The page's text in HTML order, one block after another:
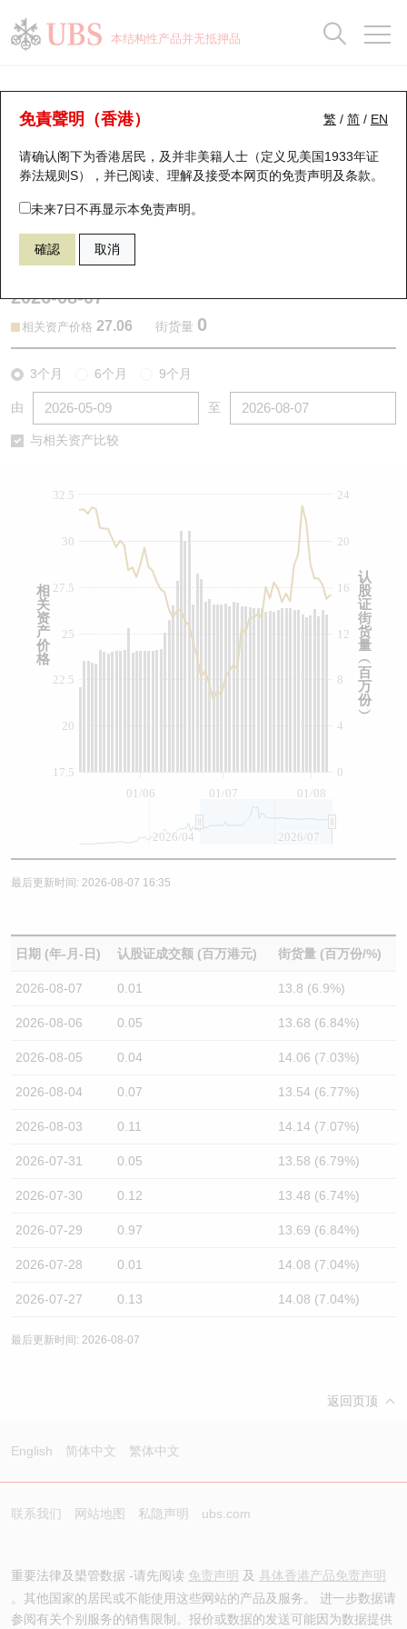
本结构性产品并无抵押品
繁 / 简 / EN
免責聲明（香港）
请确认阁下为香港居民，及并非美籍人士（定义见美国1933年证
券法规则S），并已阅读、理解及接受本网页的免责声明及条款。
未来7日不再显示本免责声明。
確認 取消
认股证分析仪
表现 街货统计 比较
25395 瑞银认购 1810 小米集团
2026-08-07
相关资产价格 27.06 街货量 0
3个月 6个月 9个月
由 至
与相关资产比较
01/07
01/06 01/08
0
4
8
12
16
20
24
30
17.5
20
22.5
25
27.5
32.5
2026/04 2026/07
认
股
证
街
货
量
︵
百
万
份
︶
相
关
资
产
价
格
最后更新时间: 2026-08-07 16:35
日期 (年-月-日) 认股证成交额 (百万港元) 街货量 (百万份/%)
2026-08-07 0.01 13.8 (6.9%)
2026-08-06 0.05 13.68 (6.84%)
2026-08-05 0.04 14.06 (7.03%)
2026-08-04 0.07 13.54 (6.77%)
2026-08-03 0.11 14.14 (7.07%)
2026-07-31 0.05 13.58 (6.79%)
2026-07-30 0.12 13.48 (6.74%)
2026-07-29 0.97 13.69 (6.84%)
2026-07-28 0.01 14.08 (7.04%)
2026-07-27 0.13 14.08 (7.04%)
最后更新时间: 2026-08-07
返回页顶
English 简体中文 繁体中文
联系我们 网站地图 私隐声明 ubs.com
重要法律及槼管数据 -请先阅读 免责声明 及 具体香港产品免责声明
。其他国家的居民或不能使用这些网站的产品及服务。 进一步数据请
参阅有关个别服务的销售限制。报价或数据的发送可能因为数据提供
瑞银认股证一览
新发行瑞银认股证
即将到期认股证
认股证到期结算价查找
认股证分析仪
认股证/牛熊证日志
认股证文件及公告 (瑞信)
街货统计
比较
牛熊全景快搜
牛熊证搜寻
牛熊证街货分布图
正股牛熊证列表
新发行瑞银牛熊证
牛熊证到期结算价查找
牛熊证文件及公告 (瑞信)
街货统计
比较
十大升幅/跌幅
十大认股证成交分布
十天股证占大市成交
资金流
街货统计
正股分析仪
二十大活跃股份
恒指成份股
国指成份股
科指成份股
中资ETFs溢价比较
收市竞价变化
持股比重
显示所有持股比重
每月轮证大市专题
轮证专栏
讲座及教育短片
认股证投资者教育
牛熊证投资者教育